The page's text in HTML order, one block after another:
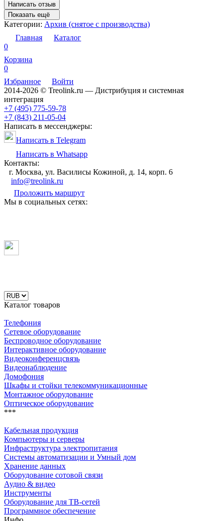
Написать отзыв
Показать ещё
Категории: Архив (снятое с производства)
Главная
Каталог
0
Корзина
0
Избранное
Войти
2014-2026 © Treolink.ru — Дистрибуция и системная
интеграция
+7 (495) 775-59-78
+7 (843) 211-05-04
Написать в мессенджеры:
Написать в Telegram
Написать в Whatsapp
Контакты:
г. Москва, ул. Василисы Кожиной, д. 14, корп. 6
info@treolink.ru
Проложить маршрут
Мы в социальных сетях:
Каталог товаров
Телефония
Сетевое оборудование
Беспроводное оборудование
Интерактивное оборудование
Видеоконференцсвязь
Видеонаблюдение
Домофония
Шкафы и стойки телекоммуникационные
Монтажное оборудование
Оптическое оборудование
***
Кабельная продукция
Компьютеры и серверы
Инфраструктура электропитания
Системы автоматизации и Умный дом
Хранение данных
Оборудование сотовой связи
Аудио & видео
Инструменты
Оборудование для ТВ-сетей
Программное обеспечение